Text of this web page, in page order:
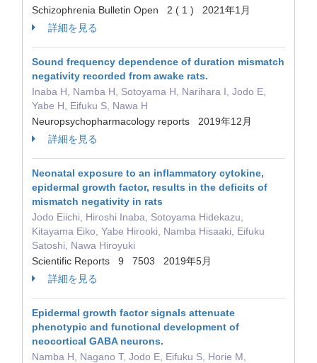
Schizophrenia Bulletin Open 2 ( 1 ) 2021年1月
詳細を見る
Sound frequency dependence of duration mismatch
negativity recorded from awake rats.
Inaba H, Namba H, Sotoyama H, Narihara I, Jodo E,
Yabe H, Eifuku S, Nawa H
Neuropsychopharmacology reports 2019年12月
詳細を見る
Neonatal exposure to an inflammatory cytokine,
epidermal growth factor, results in the deficits of
mismatch negativity in rats
Jodo Eiichi, Hiroshi Inaba, Sotoyama Hidekazu,
Kitayama Eiko, Yabe Hirooki, Namba Hisaaki, Eifuku
Satoshi, Nawa Hiroyuki
Scientific Reports 9 7503 2019年5月
詳細を見る
Epidermal growth factor signals attenuate
phenotypic and functional development of
neocortical GABA neurons.
Namba H, Nagano T, Jodo E, Eifuku S, Horie M,